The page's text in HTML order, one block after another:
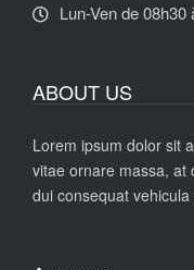
Lun-Ven de 08h30
ABOUT US
Lorem ipsum dolor sit
vitae ornare massa, at
dui consequat